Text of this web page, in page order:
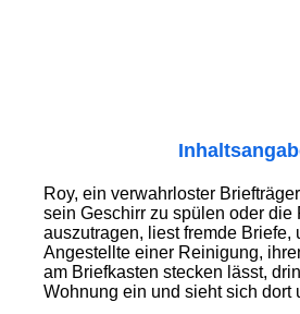
Roy, ein verwahrloster
sein Geschirr zu spülen oder die
auszutragen, liest fremde Briefe,
Angestellte einer Reinigung,
am Briefkasten stecken lässt,
Wohnung ein und sieht sich dort